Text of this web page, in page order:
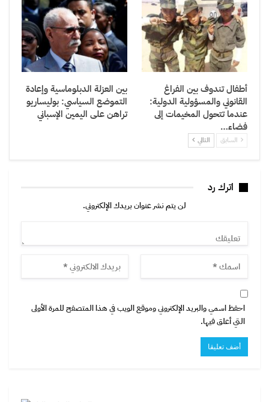
أطفال تندوف بين الفراغ
القانوني والمسؤولية الدولية:
عندما تتحول المخيمات إلى
فضاء…
بين العزلة الدبلوماسية وإعادة
التموضع السياسي: بوليساريو
تراهن على اليمين الإسباني
السابق التالي
اترك رد
لن يتم نشر عنوان بريدك الإلكتروني.
احفظ اسمي والبريد الإلكتروني وموقع الويب في هذا المتصفح للمرة الأولى
التي أعلق فيها.